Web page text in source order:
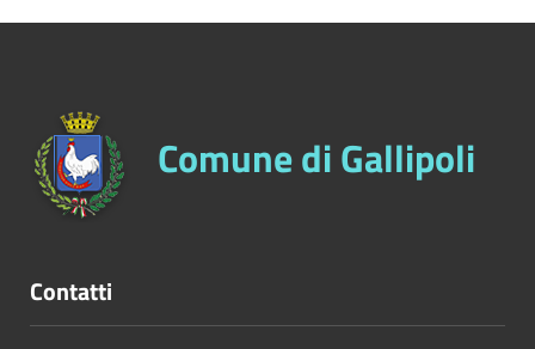
Comune di Gallipoli
Contatti